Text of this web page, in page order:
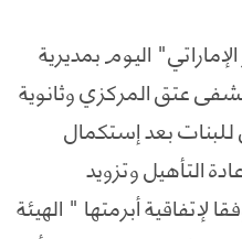
اليوم بمديرية
عتق المركزي وثانوية
بعد إستكمال
التأهيل وتزويد
لإتفاقية أبرمتها " الهيئة